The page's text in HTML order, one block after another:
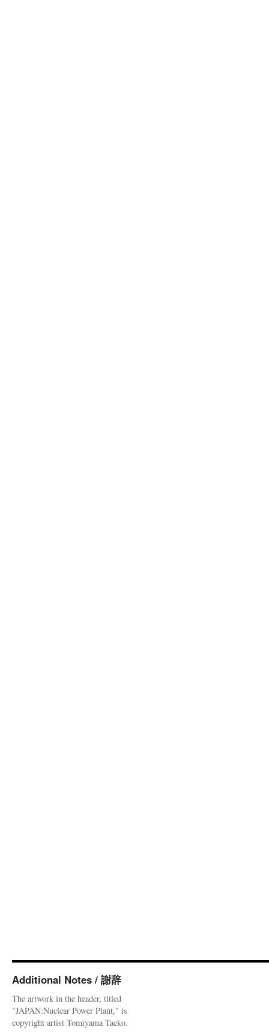
Additional Notes / 謝辞
The artwork in the header, titled
"JAPAN:Nuclear Power Plant," is
copyright artist Tomiyama Taeko.